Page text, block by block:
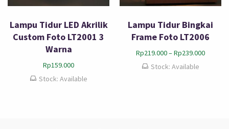
Lampu Tidur LED Akrilik
Custom Foto LT2001 3
Warna
Rp159.000
Stock: Available
Lampu Tidur Bingkai
Frame Foto LT2006
Rp219.000–Rp239.000
Stock: Available